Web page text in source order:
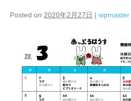
Posted on 2020年2月27日 | wpmaster